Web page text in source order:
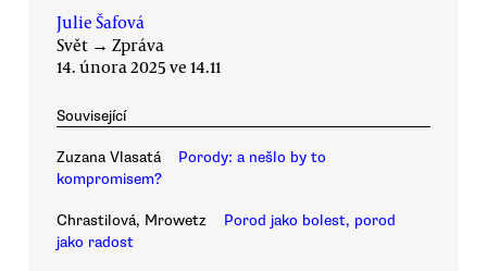
Julie Šafová
Svět → Zpráva
14. února 2025 ve 14.11
Související
Zuzana Vlasatá
Porody: a nešlo by to
kompromisem?
Chrastilová, Mrowetz
Porod jako bolest, porod
jako radost